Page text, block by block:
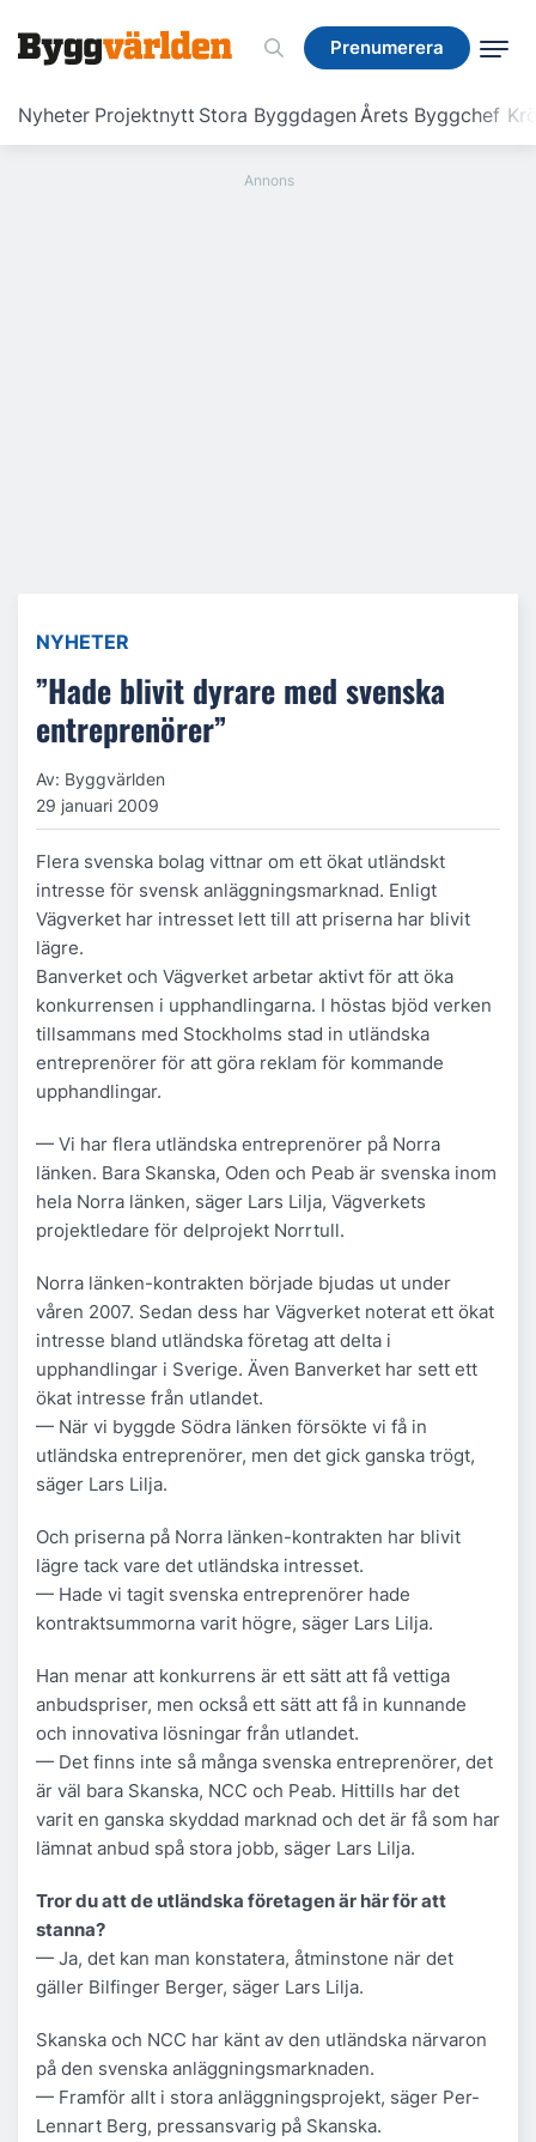
Prenumerera
Nyheter Projektnytt Stora ByggdagenÅrets Byggchef
Prenumerera
NYHETER
”Hade blivit dyrare med svenska
entreprenörer”
Av: Byggvärlden
29 januari 2009
Flera svenska bolag vittnar om ett ökat utländskt
intresse för svensk anläggningsmarknad. Enligt
Vägverket har intresset lett till att priserna har blivit
lägre.
Banverket och Vägverket arbetar aktivt för att öka
konkurrensen i upphandlingarna. I höstas bjöd verken
tillsammans med Stockholms stad in utländska
entreprenörer för att göra reklam för kommande
upphandlingar.
— Vi har flera utländska entreprenörer på Norra
länken. Bara Skanska, Oden och Peab är svenska inom
hela Norra länken, säger Lars Lilja, Vägverkets
projektledare för delprojekt Norrtull.
Norra länken-kontrakten började bjudas ut under
våren 2007. Sedan dess har Vägverket noterat ett ökat
intresse bland utländska företag att delta i
upphandlingar i Sverige. Även Banverket har sett ett
ökat intresse från utlandet.
— När vi byggde Södra länken försökte vi få in
utländska entreprenörer, men det gick ganska trögt,
säger Lars Lilja.
Och priserna på Norra länken-kontrakten har blivit
lägre tack vare det utländska intresset.
— Hade vi tagit svenska entreprenörer hade
kontraktsummorna varit högre, säger Lars Lilja.
Han menar att konkurrens är ett sätt att få vettiga
anbudspriser, men också ett sätt att få in kunnande
och innovativa lösningar från utlandet.
— Det finns inte så många svenska entreprenörer, det
är väl bara Skanska, NCC och Peab. Hittills har det
varit en ganska skyddad marknad och det är få som har
lämnat anbud spå stora jobb, säger Lars Lilja.
Tror du att de utländska företagen är här för att
stanna?
— Ja, det kan man konstatera, åtminstone när det
gäller Bilfinger Berger, säger Lars Lilja.
Skanska och NCC har känt av den utländska närvaron
på den svenska anläggningsmarknaden.
— Framför allt i stora anläggningsprojekt, säger Per-
Lennart Berg, pressansvarig på Skanska.